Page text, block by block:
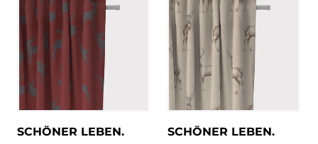
SCHÖNER LEBEN.
SCHÖNER LEBEN.